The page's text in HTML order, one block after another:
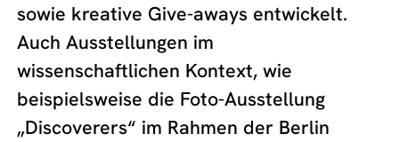
sowie kreative Give-aways entwickelt.
Auch Ausstellungen im
wissenschaftlichen Kontext, wie
beispielsweise die Foto-Ausstellung
„Discoverers“ im Rahmen der Berlin